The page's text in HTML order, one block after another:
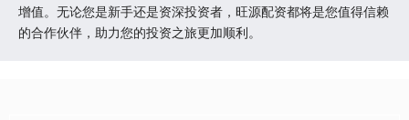
增值。无论您是新手还是资深投资者，旺源配资都将是您值得信赖
的合作伙伴，助力您的投资之旅更加顺利。